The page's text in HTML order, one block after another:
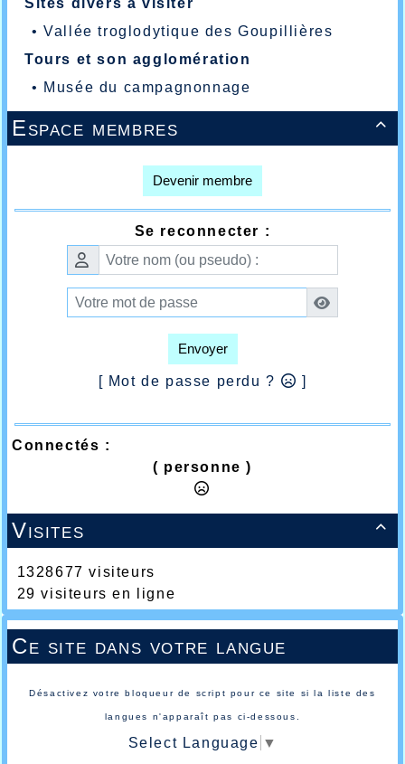
•Vallée troglodytique des Goupillières
Tours et son agglomération
• Musée du campagnonnage

Espace membres
Devenir membre
Se reconnecter :
Envoyer
[ Mot de passe perdu ? ]
Connectés :
( personne )

Visites
1328677 visiteurs
29 visiteurs en ligne
Ce site dans votre langue
Désactivez votre bloqueur de script pour ce site si la liste des
langues n'apparaît pas ci-dessous.
Select Language ▼